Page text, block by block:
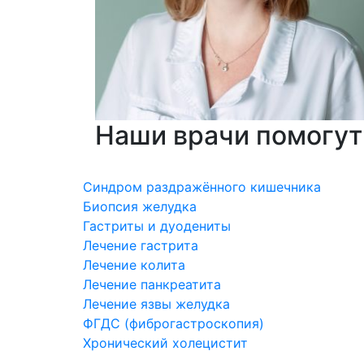
Наши врачи
Cиндром раздражённого кишечника
Биопсия желудка
Гастриты и дуодениты
Лечение гастрита
Лечение колита
Лечение панкреатита
Лечение язвы желудка
ФГДС (фиброгастроскопия)
Хронический холецистит